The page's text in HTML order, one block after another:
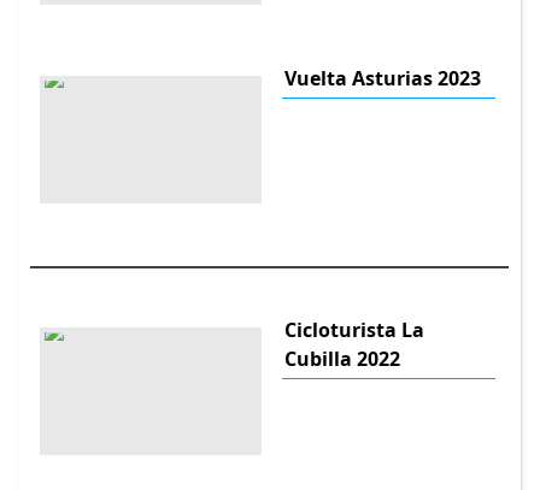
Vuelta Asturias 2023
Cicloturista La
Cubilla 2022